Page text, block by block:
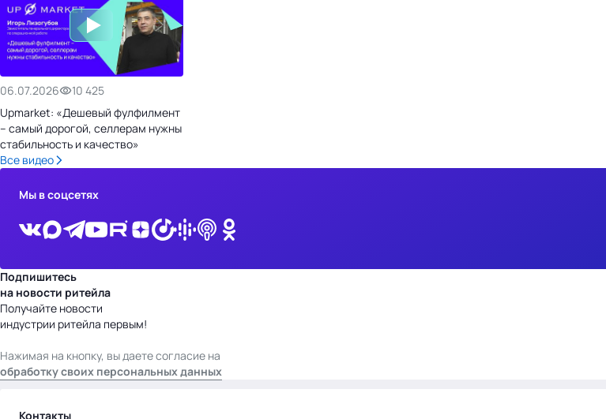
06.07.2026
10 425
Upmarket: «Дешевый фулфилмент
– самый дорогой, селлерам нужны
стабильность и качество»
Все видео
Мы в соцсетях
Подпишитесь
на новости ритейла
Получайте новости
индустрии ритейла первым!
Нажимая на кнопку, вы даете согласие на
обработку своих персональных данных
Контакты